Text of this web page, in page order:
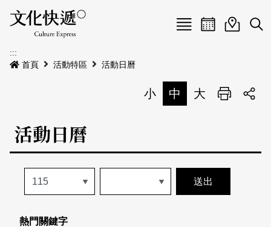
Menu
最新公告
本期專題
歷史專題
活動特區
活動列表
關於我們
活動日曆活動地圖
展
:::
首頁
活動特區 活動日曆
小 中 大 列印
活動日曆
熱門關鍵字